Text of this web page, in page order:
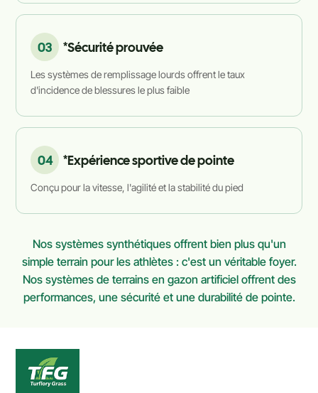
03 *Sécurité prouvée
Les systèmes de remplissage lourds offrent le taux
d'incidence de blessures le plus faible
04 *Expérience sportive de pointe
Conçu pour la vitesse, l'agilité et la stabilité du pied
Nos systèmes synthétiques offrent bien plus qu'un
simple terrain pour les athlètes : c'est un véritable foyer.
Nos systèmes de terrains en gazon artificiel offrent des
performances, une sécurité et une durabilité de pointe.